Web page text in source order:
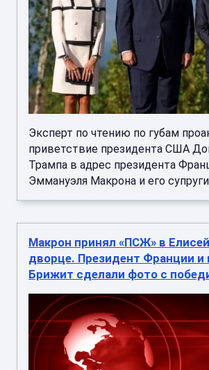
Эксперт по чтению по губам
приветствие президента США
Трампа в адрес президента
Эммануэля Макрона и его
Макрон принял «ПСЖ» в
дворце. Президент Франции и
Брижит сделали фото с